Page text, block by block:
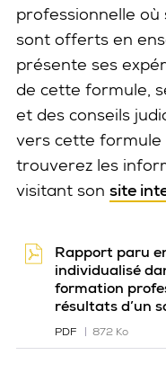
professionnelle où
sont offerts en
présente ses
de cette formule,
et des conseils
vers cette formule
trouverez les
visitant son site
Rapport paru
individualisé
formation
résultats d’un
PDF 872 Ko